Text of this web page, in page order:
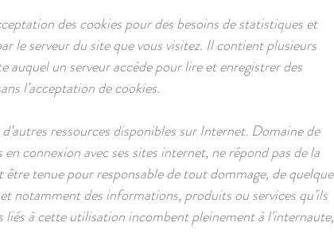
des cookies pour des besoins de statistiques et
le serveur du site que vous visitez. Il contient plusieurs
un serveur accède pour lire et enregistrer des
l’acceptation de cookies.
ressources disponibles sur Internet. Domaine de
connexion avec ses sites internet, ne répond pas de la
tenue pour responsable de tout dommage, de quelque
notamment des informations, produits ou services qu’ils
à cette utilisation incombent pleinement à l'internaute,